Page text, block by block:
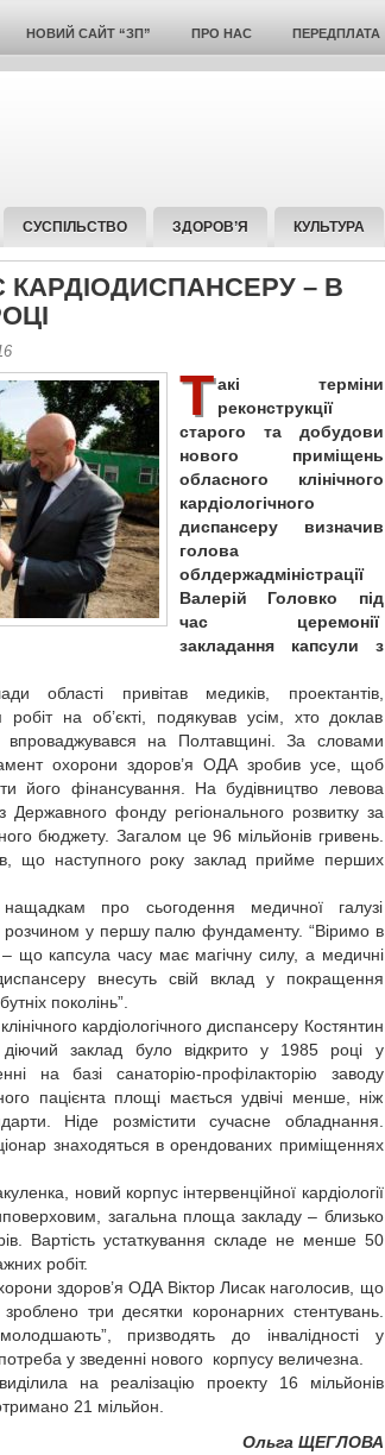
НОВИЙ САЙТ “ЗП” ПРО НАС ПЕРЕДПЛАТА
СУСПІЛЬСТВО ЗДОРОВ’Я КУЛЬТУРА
– В
Т акі терміни
реконструкції
старого та добудови
нового приміщень
обласного клінічного
кардіологічного
диспансеру визначив
голова
облдержадміністрації
Валерій Головко під
час церемонії
закладання капсули з
області привітав медиків, проектантів,
робіт на об’єкті, подякував усім, хто доклав
на Полтавщині. За словами
охорони здоров’я ОДА зробив усе, щоб
його фінансування. На будівництво левова
Державного фонду регіонального розвитку за
бюджету. Загалом це 96 мільйонів гривень.
що наступного року заклад прийме перших
про сьогодення медичної галузі
розчином у першу палю фундаменту. “Віримо в
що капсула часу має магічну силу, а медичні
внесуть свій вклад у покращення
поколінь”.
кардіологічного диспансеру Костянтин
заклад було відкрито у 1985 році у
на базі санаторію-профілакторію заводу
пацієнта площі мається удвічі менше, ніж
Ніде розмістити сучасне обладнання.
знаходяться в орендованих приміщеннях
новий корпус інтервенційної кардіології
загальна площа закладу – близько
Вартість устаткування складе не менше 50
робіт.
здоров’я ОДА Віктор Лисак наголосив, що
три десятки коронарних стентувань.
призводять до інвалідності у
у зведенні нового корпусу величезна.
на реалізацію проекту 16 мільйонів
21 мільйон.
Ольга ЩЕГЛОВА